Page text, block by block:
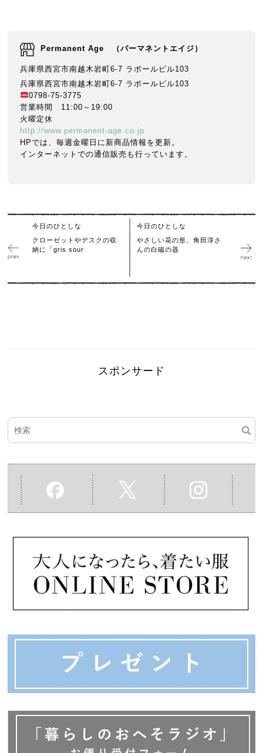
Permanent Age （パーマネントエイジ）
兵庫県西宮市南越木岩町6-7 ラポールビル103
兵庫県西宮市南越木岩町6-7 ラポールビル103
0798-75-3775
営業時間 11:00～19:00
火曜定休
http://www.permanent-age.co.jp
HPでは、毎週金曜日に新商品情報を更新。
インターネットでの通信販売も行っています。
今日のひとしな
クローゼットやデスクの収
納に「gris sour
今日のひとしな
やさしい花の形。角田淳さ
んの白磁の器
スポンサード